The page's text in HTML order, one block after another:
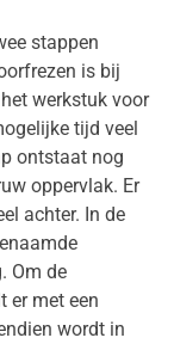
stappen
is bij
werkstuk voor
tijd veel
ontstaat nog
oppervlak. Er
achter. In de
Om de
er met een
wordt in